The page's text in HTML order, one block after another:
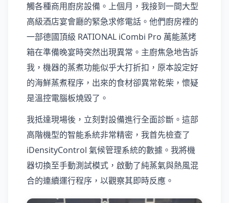
觸各種商用廚房設備。上個月，我接到一間大型
高級酒店宴會廳的緊急求修電話。他們廚房裡的
一部德國頂級 RATIONAL iCombi Pro 萬能蒸烤
箱在準備晚宴時突然出現異常。主廚焦急地告訴
我，機器的蒸煮功能似乎大打折扣，原本設定好
的海鮮蒸煮程序，出來的食材卻異常乾柴，懷疑
是溫控電腦板燒毀了。
我抵達現場後，立刻對設備進行全面診斷。這部
高階機型的智能系統非常精密，我首先檢查了
iDensityControl 氣候管理系統的數據。我將機
器切換至手動測試模式，啟動了純蒸氣與熱風混
合的連續運行程序，以觀察其即時反應。